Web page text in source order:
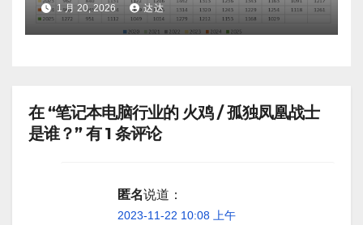
1 月 20, 2026 达达
在 “笔记本电脑行业的 火鸡 / 孤独凤凰战士
是谁？” 有 1 条评论
匿名说道：
2023-11-22 10:08 上午